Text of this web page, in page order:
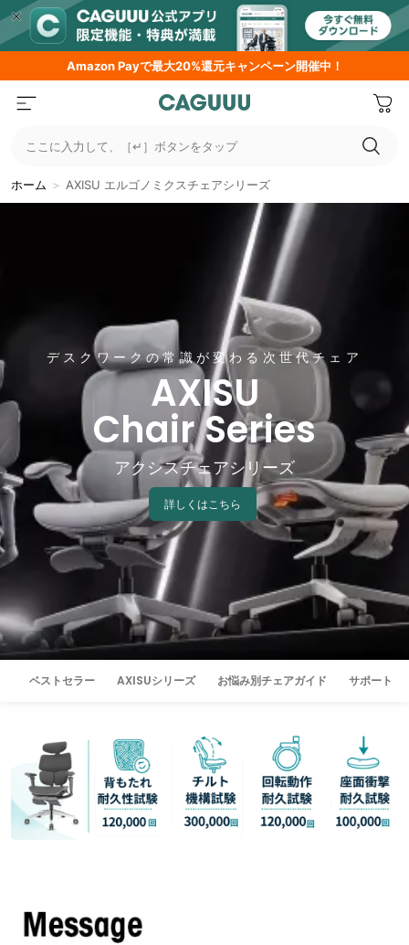
期間限定フラッシュセール！最大50％OFF
ここに入力して、［↵］ボタンをタップ
ホーム ＞ AXISU エルゴノミクスチェアシリーズ
AXISU エルゴノミクスチェアシリーズ
デスクワークの常識が変わる次世代チェア
AXISU
Chair Series
アクシスチェアシリーズ
詳しくはこちら
ベストセラー AXISUシリーズ お悩み別チェアガイド サポート